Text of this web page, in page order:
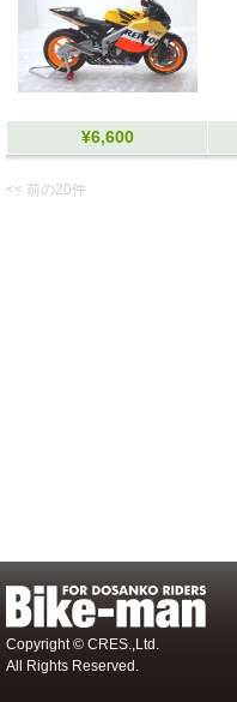
¥6,600
<< 前の20件
Copyright © CRES.,Ltd.
All Rights Reserved.